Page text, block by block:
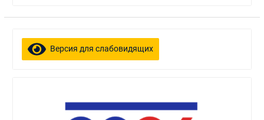
Версия для слабовидящих